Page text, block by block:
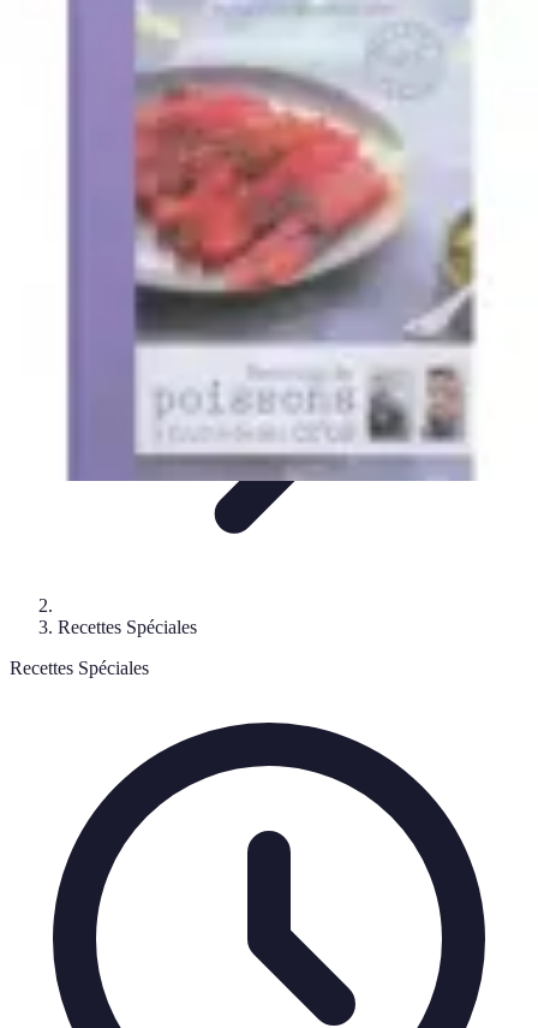
Recettes de Poissons
Recettes de PapilloteRecettes Faciles
Recettes de
Recettes de Poisson
Recettes de Poissons
Recettes Spéciales
Recettes Spéciales